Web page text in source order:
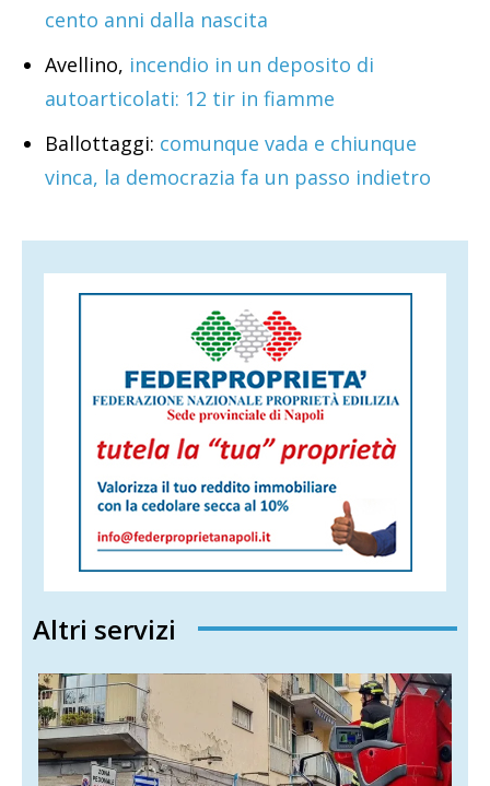
cento anni dalla nascita
Avellino, incendio in un deposito di
autoarticolati: 12 tir in fiamme
Ballottaggi: comunque vada e chiunque
vinca, la democrazia fa un passo indietro
Altri servizi